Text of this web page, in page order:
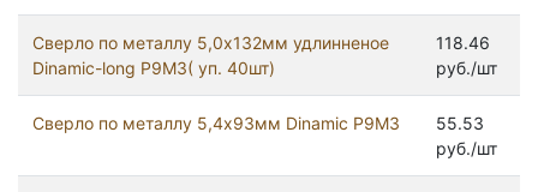
Сверло по металлу 5,0х132мм удлинненое
Dinamic-long Р9М3( уп. 40шт)
118.46
руб./шт
Сверло по металлу 5,4х93мм Dinamic Р9М3
55.53
руб./шт